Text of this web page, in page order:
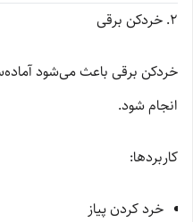
2. خردکن برقی
خردکن برقی باعث می‌شود
انجام شود.
کاربردها:
خرد کردن پیاز